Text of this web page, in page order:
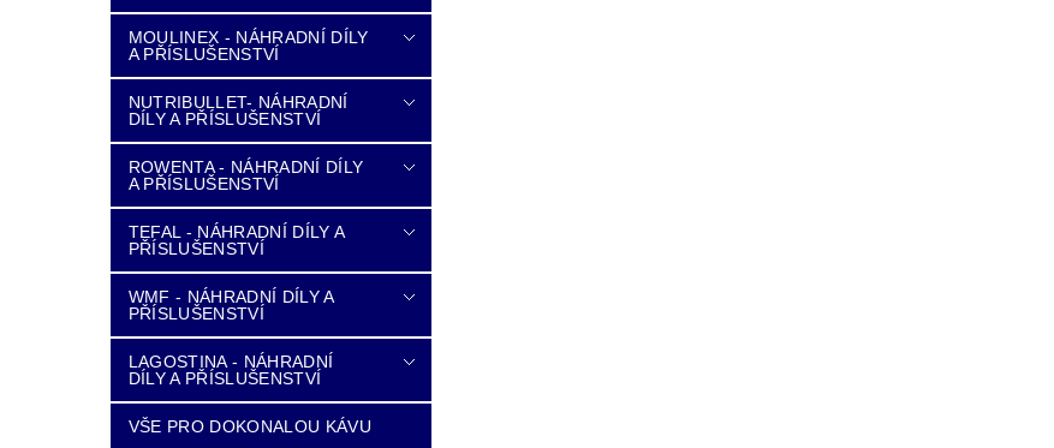
MOULINEX - NÁHRADNÍ DÍLY
A PŘÍSLUŠENSTVÍ
NUTRIBULLET- NÁHRADNÍ
DÍLY A PŘÍSLUŠENSTVÍ
ROWENTA - NÁHRADNÍ DÍLY
A PŘÍSLUŠENSTVÍ
TEFAL - NÁHRADNÍ DÍLY A
PŘÍSLUŠENSTVÍ
WMF - NÁHRADNÍ DÍLY A
PŘÍSLUŠENSTVÍ
LAGOSTINA - NÁHRADNÍ
DÍLY A PŘÍSLUŠENSTVÍ
VŠE PRO DOKONALOU KÁVU